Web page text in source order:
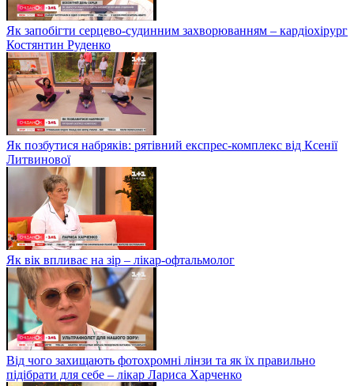
Як запобігти серцево-судинним захворюванням – кардіохірург
Костянтин Руденко
Як позбутися набряків: рятівний експрес-комплекс від Ксенії
Литвинової
Як вік впливає на зір – лікар-офтальмолог
Від чого захищають фотохромні лінзи та як їх правильно
підібрати для себе – лікар Лариса Харченко